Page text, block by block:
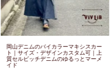
岡山デニムのバイカラーマキシスカー
ト｜サイズ・デザインカスタム可｜上
質セルビッチデニムのゆるっとマーメ
イド